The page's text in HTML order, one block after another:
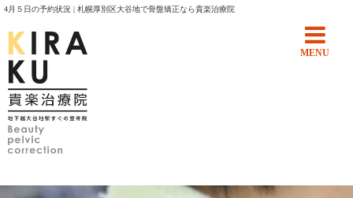
4月５日の予約状況 | 札幌厚別区大谷地で骨盤矯正なら貴楽治療院
MENU